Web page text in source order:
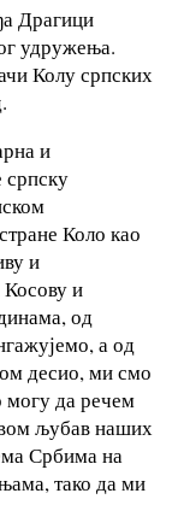
Драгици
удружења.
Колу српских
и
српску
Коло као
и
и
од
а од
десио, ми смо
могу да речем
љубав наших
Србима на
тако да ми